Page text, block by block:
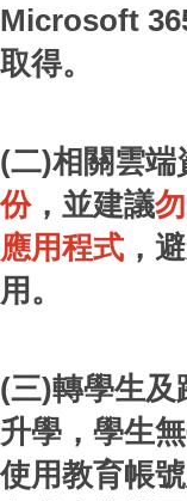
Microsoft
取得。
(二)相關雲端
份，並建議
應用程式 ，
用。
(三)轉學生及
升學，學生
使用教育帳